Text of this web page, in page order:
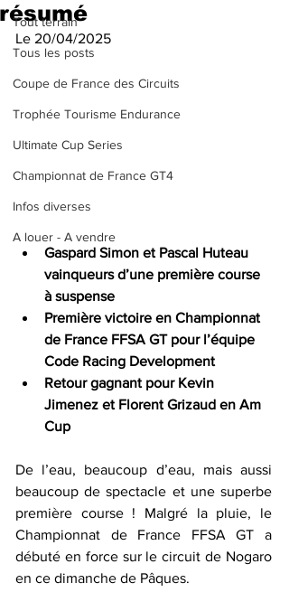
Tout terrain
Tous les posts
Coupe de France des Circuits
Trophée Tourisme Endurance
Ultimate Cup Series
Championnat de France GT4
Infos diverses
A louer - A vendre
résumé
Le 20/04/2025
Gaspard Simon et Pascal Huteau
vainqueurs d’une première course
à suspense
Première victoire en Championnat
de France FFSA GT pour l’équipe
Code Racing Development
Retour gagnant pour Kevin
Jimenez et Florent Grizaud en Am
Cup
De l’eau, beaucoup d’eau, mais aussi
beaucoup de spectacle et une superbe
première course ! Malgré la pluie, le
Championnat de France FFSA GT a
débuté en force sur le circuit de Nogaro
en ce dimanche de Pâques.